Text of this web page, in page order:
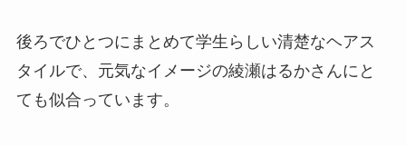
後ろでひとつにまとめて学生らしい清楚なヘアス
タイルで、元気なイメージの綾瀬はるかさんにと
ても似合っています。